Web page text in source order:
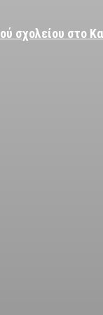
σχολείου στο